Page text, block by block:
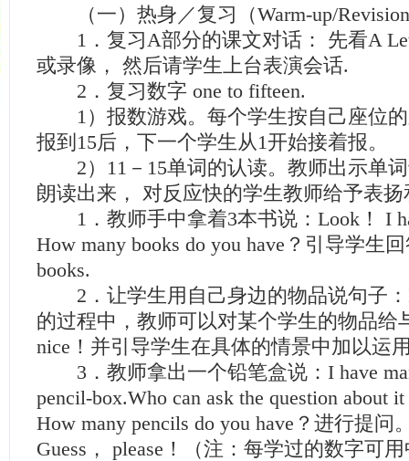
（一）热身／复习（Warm-up/
1．复习A部分的课文对话： 先看A
或录像， 然后请学生上台表演会话.
2．复习数字 one to fifteen.
1）报数游戏。每个学生按自己座位的
报到15后，下一个学生从1开始接着报。
2）11－15单词的认读。教师出示单词
朗读出来， 对反应快的学生教师给予表扬
1．教师手中拿着3本书说：Look！ I
How many books do you have？引导学生
books.
2．让学生用自己身边的物品说句子：
的过程中，教师可以对某个学生的物品给
nice！并引导学生在具体的情景中加以运
3．教师拿出一个铅笔盒说：I have
pencil-box.Who can ask the question about
How many pencils do you have？进行提问
Guess， please！（注：每学过的数字可